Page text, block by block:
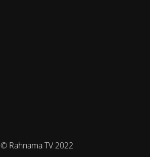
© Rahnama TV 2022